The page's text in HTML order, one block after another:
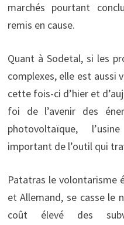
marchés pourtant
remis en cause.
Quant à Sodetal, si les
complexes, elle est aussi
cette fois-ci d’hier et
foi de l’avenir des
photovoltaïque,
important de l’outil qui
Patatras le volontarisme
et Allemand, se casse le
coût élevé des